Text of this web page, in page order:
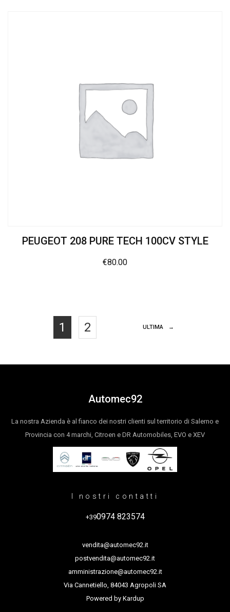
PEUGEOT 208 PURE TECH 100CV STYLE
€80.00
1 2 ULTIMA
Automec92
La nostra Azienda è al fianco dei nostri clienti sul territorio di Salerno e
Provincia con 4 marchi, Citroen e DR Automobiles, EVO e XEV
I nostri contatti
+390974 823574
vendita@automec92.it
postvendita@automec92.it
amministrazione@automec92.it
Via Cannetiello, 84043 Agropoli SA
Powered by Kardup